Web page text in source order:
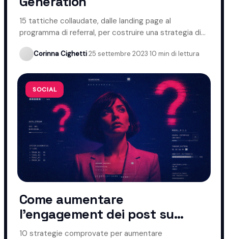
15 tattiche collaudate, dalle landing page al
programma di referral, per costruire una strategia di
Corinna Cighetti·25 settembre 2023·10 min di lettura
SOCIAL
Come aumentare
l'engagement dei post su
Instagram
10 strategie comprovate per aumentare